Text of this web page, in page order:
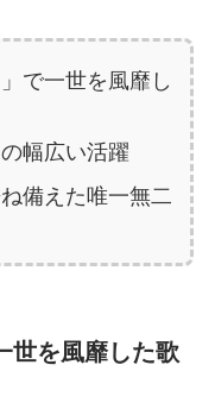
で一世を風靡し
幅広い活躍
備えた唯一無二
世を風靡した歌